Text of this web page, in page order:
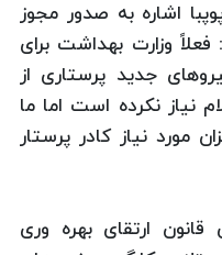
اشاره به صدور مجوز
افزود: فعلاً وزارت بهداشت برای
جدید پرستاری از
نیاز نکرده است اما ما
مورد نیاز کادر پرستار
ارتقای بهره وری